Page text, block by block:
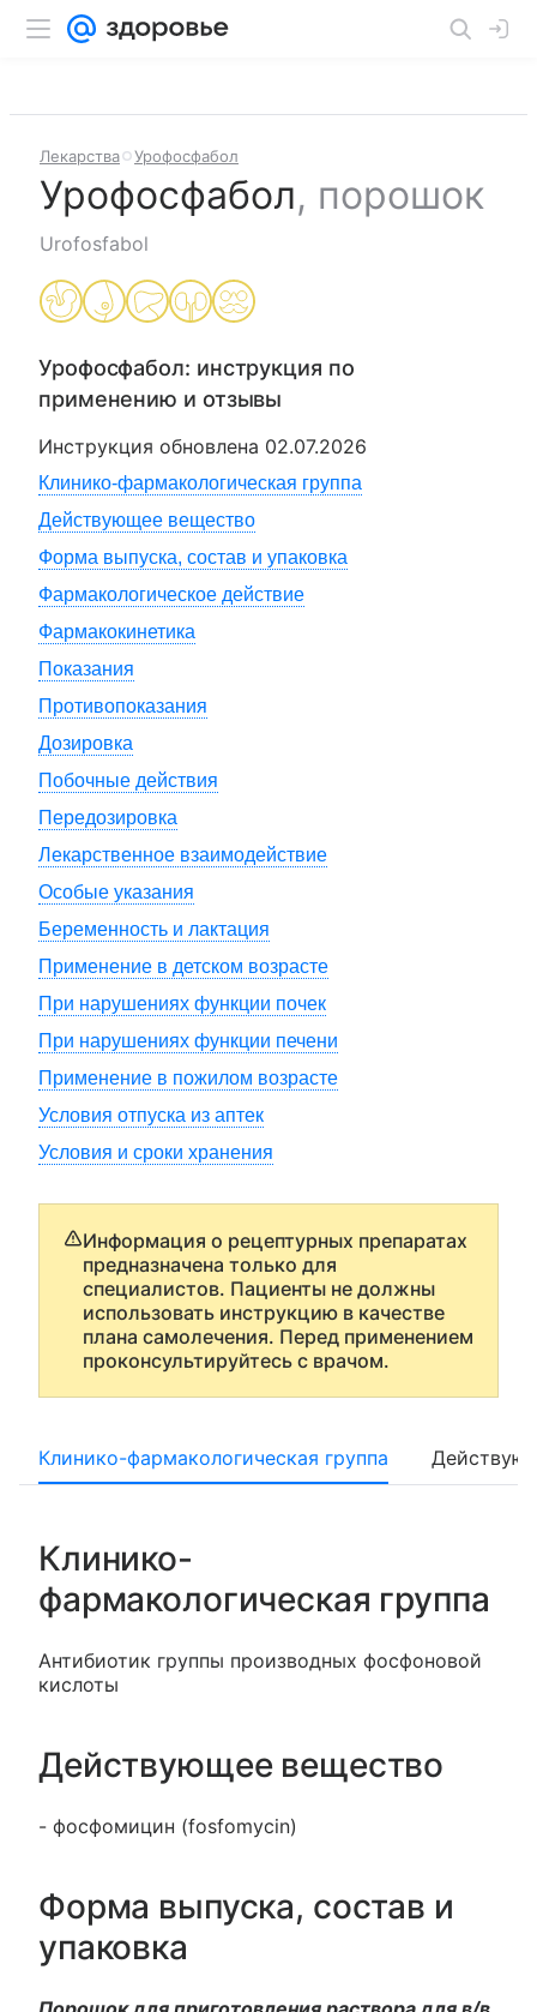
Лекарства Урофосфабол
Урофосфабол, порошок
Urofosfabol
Урофосфабол: инструкция по
применению и отзывы
Инструкция обновлена 02.07.2026
Клинико-фармакологическая группа
Действующее вещество
Форма выпуска, состав и упаковка
Фармакологическое действие
Фармакокинетика
Показания
Противопоказания
Дозировка
Побочные действия
Передозировка
Лекарственное взаимодействие
Особые указания
Беременность и лактация
Применение в детском возрасте
При нарушениях функции почек
При нарушениях функции печени
Применение в пожилом возрасте
Условия отпуска из аптек
Условия и сроки хранения
Информация о рецептурных препаратах
предназначена только для
специалистов. Пациенты не должны
использовать инструкцию в качестве
плана самолечения. Перед применением
проконсультируйтесь с врачом.
Клинико-фармакологическая группа
Клинико-
фармакологическая группа
Антибиотик группы производных фосфоновой
кислоты
Действующее вещество
- фосфомицин (fosfomycin)
Форма выпуска, состав и
упаковка